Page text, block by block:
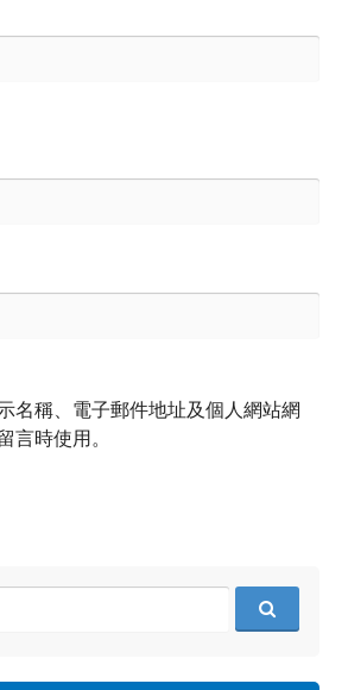
名稱、電子郵件地址及個人網站網
言時使用。